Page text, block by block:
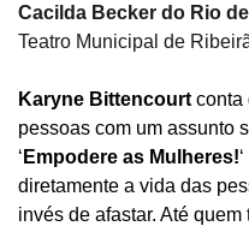
Cacilda Becker do Rio
Teatro Municipal de
Karyne Bittencourt conta
pessoas com um assunto
‘ Empodere as Mulheres!
diretamente a vida das
invés de afastar. Até